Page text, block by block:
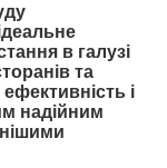
в галузі
та
і
надійним